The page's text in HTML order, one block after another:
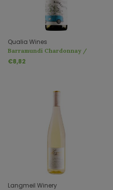
Qualia Wines
Barramundi Chardonnay /
Viognier
€8,82
Langmeil Winery